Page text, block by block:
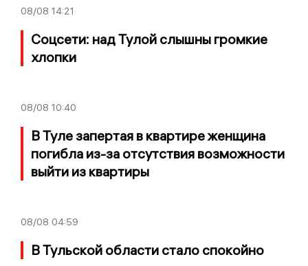
08/08 14:21
Соцсети: над Тулой слышны громкие
хлопки
08/08 10:40
В Туле запертая в квартире женщина
погибла из-за отсутствия возможности
выйти из квартиры
08/08 04:59
В Тульской области стало спокойно